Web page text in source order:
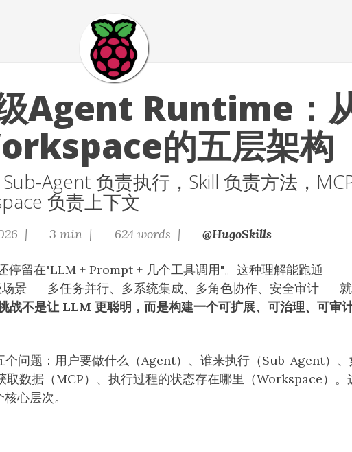
Agent Runtime：
的五层架构
Agent 负责执行，Skill 负责方法，
负责上下文
| 3 min | 624 words | @HugoSkills
停留在"LLM + Prompt + 几个工具调用"。这种理解能跑通
景——多任务并行、多系统集成、多角色协作、安全审计——
战不是让 LLM 更聪明，而是构建一个可扩展、可治理、可审
问题：用户要做什么（Agent）、谁来执行（Sub-Agent）、
数据（MCP）、执行过程的状态存在哪里（Workspace）。
心层次。